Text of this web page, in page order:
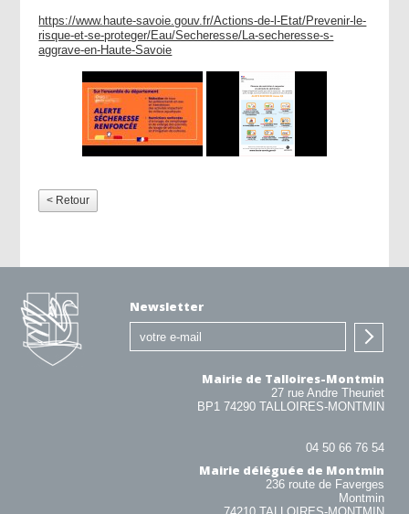
https://www.haute-savoie.gouv.fr/Actions-de-l-Etat/Prevenir-le-
risque-et-se-proteger/Eau/Secheresse/La-secheresse-s-
aggrave-en-Haute-Savoie
< Retour
Newsletter
Mairie de Talloires-Montmin
27 rue Andre Theuriet
BP1 74290 TALLOIRES-MONTMIN
04 50 66 76 54
Mairie déléguée de Montmin
236 route de Faverges
Montmin